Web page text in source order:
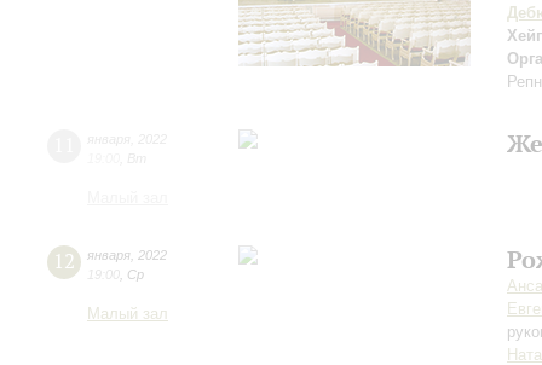
12 января 2022
19:00 Ср
Малый зал